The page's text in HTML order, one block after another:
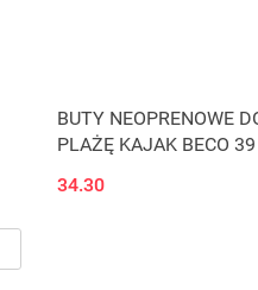
BUTY NEOPRENOWE
PLAŻĘ KAJAK BECO
34.30